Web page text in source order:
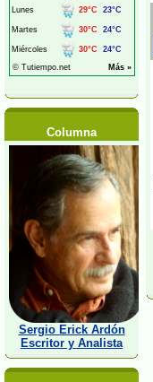
Columna
Sergio Erick Ardón
Escritor y Analista